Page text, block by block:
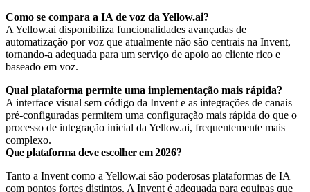
Como se compara a IA de voz da Yellow.ai?
A Yellow.ai disponibiliza funcionalidades avançadas de
automatização por voz que atualmente não são centrais na Invent,
tornando-a adequada para um serviço de apoio ao cliente rico e
baseado em voz.
Qual plataforma permite uma implementação mais rápida?
A interface visual sem código da Invent e as integrações de canais
pré-configuradas permitem uma configuração mais rápida do que o
processo de integração inicial da Yellow.ai, frequentemente mais
complexo.
Que plataforma deve escolher em 2026?
Tanto a Invent como a Yellow.ai são poderosas plataformas de IA
com pontos fortes distintos. A Invent é adequada para equipas que